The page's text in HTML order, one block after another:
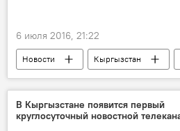
6 июля 2016, 21:22
Новости Кыргызстан
Чолпон-Ата
дорога
размытие
В Кыргызстане появится первый
круглосуточный новостной